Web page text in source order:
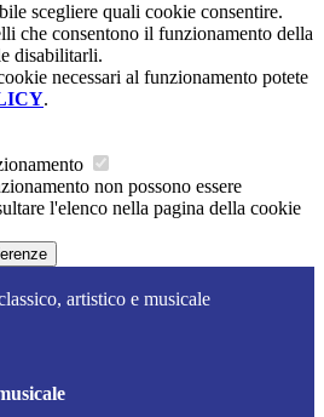
scegliere quali cookie consentire.
che consentono il funzionamento della
disabilitarli.
necessari al funzionamento potete
.
non possono essere
l'elenco nella pagina della cookie
artistico e musicale